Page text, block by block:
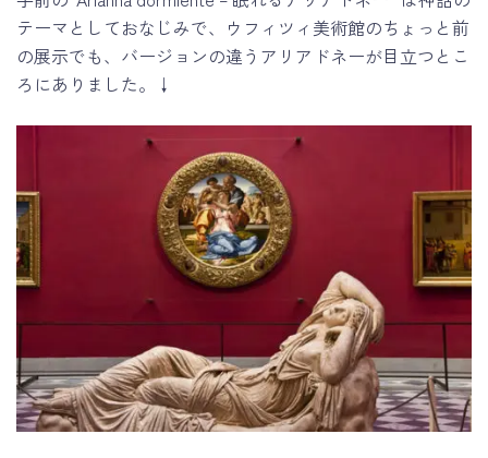
テーマとしておなじみで、ウフィツィ美術館のちょっと前
の展示でも、バージョンの違うアリアドネーが目立つとこ
ろにありました。↓